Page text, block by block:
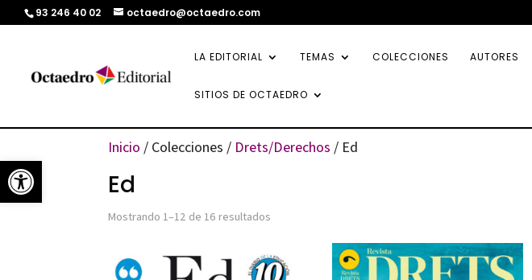
Abrir barra de herramientas
93 246 40 02 octaedro@octaedro.com
LA EDITORIAL TEMAS COLECCIONES AUTORES
SITIOS DE OCTAEDRO
Inicio / Colecciones / Drets/Derechos / Ed
Ed
Mostrando 1–12 de 16 resultados
los